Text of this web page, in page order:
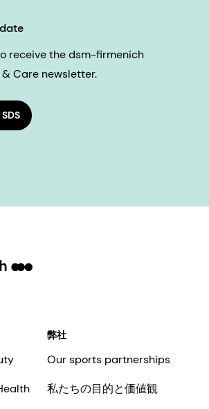
receive the dsm-firmenich
Care newsletter.
弊社
Our sports partnerships
私たちの目的と価値観